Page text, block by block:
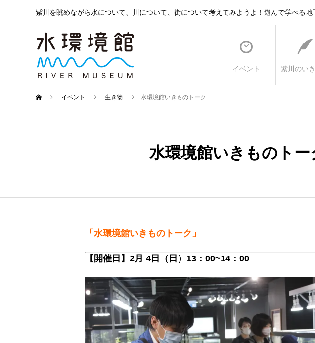
紫川を眺めながら水について、川について、街について考えてみようよ！遊んで学べる地
イベント 紫川のい
イベント 生き物 水環境館いきものトーク
水環境館いきものトー
「水環境館いきものトーク」
【開催日】2月 4日（日）13：00~14：00